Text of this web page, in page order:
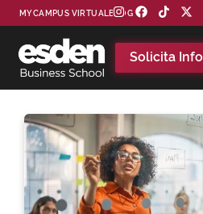
MYCAMPUS VIRTUAL BLOG
Solicita Info